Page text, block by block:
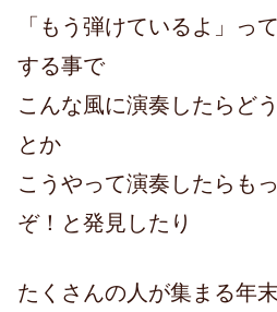
「もう弾けているよ」っ
する事で
こんな風に演奏したらど
とか
こうやって演奏したらも
ぞ！と発見したり
たくさんの人が集まる年